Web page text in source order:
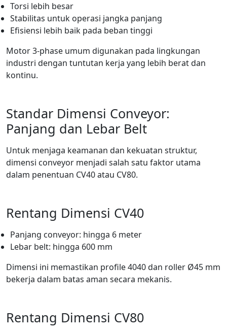
Torsi lebih besar
Stabilitas untuk operasi jangka panjang
Efisiensi lebih baik pada beban tinggi
Motor 3-phase umum digunakan pada lingkungan
industri dengan tuntutan kerja yang lebih berat dan
kontinu.
Standar Dimensi Conveyor:
Panjang dan Lebar Belt
Untuk menjaga keamanan dan kekuatan struktur,
dimensi conveyor menjadi salah satu faktor utama
dalam penentuan CV40 atau CV80.
Rentang Dimensi CV40
Panjang conveyor: hingga 6 meter
Lebar belt: hingga 600 mm
Dimensi ini memastikan profile 4040 dan roller Ø45 mm
bekerja dalam batas aman secara mekanis.
Rentang Dimensi CV80